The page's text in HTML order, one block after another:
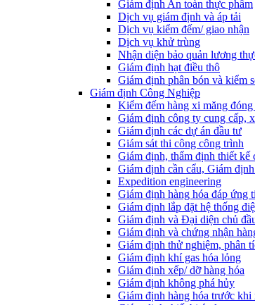
Giám định An toàn thực phẩm
Dịch vụ giám định và áp tải
Dịch vụ kiểm đếm/ giao nhận
Dịch vụ khử trùng
Nhận diện bảo quản lương
Giám định hạt điều thô
Giám định phân bón và kiểm
Giám định Công Nghiệp
Kiểm đếm hàng xi măng đóng
Giám định công ty cung cấp,
Giám định các dự án đầu tư
Giám sát thi công công trình
Giám định, thẩm định thiết kế
Giám định cần cẩu, Giám
Expedition engineering
Giám định hàng hóa đáp ứng
Giám định lắp đặt hệ thống
Giám định và Đại diện chủ
Giám định và chứng nhận
Giám định thử nghiệm, phân
Giám định khí gas hóa lỏng
Giám định xếp/ dỡ hàng hóa
Giám định không phá hủy
Giám định hàng hóa trước khi